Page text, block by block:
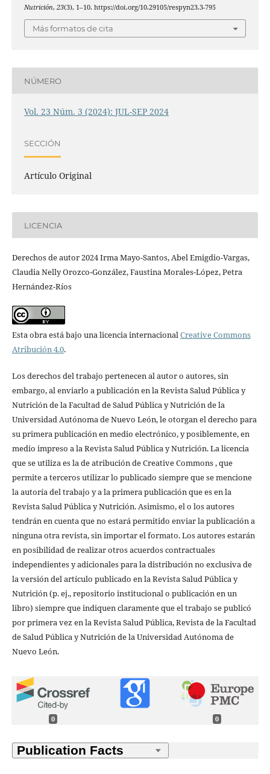
Nutrición, 23(3), 1–10. https://doi.org/10.29105/respyn23.3-795
Más formatos de cita
NÚMERO
Vol. 23 Núm. 3 (2024): JUL-SEP 2024
SECCIÓN
Artículo Original
LICENCIA
Derechos de autor 2024 Irma Mayo-Santos, Abel Emigdio-Vargas,
Claudia Nelly Orozco-González, Faustina Morales-López, Petra
Hernández-Ríos
Esta obra está bajo una licencia internacionalCreative Commons
Atribución 4.0.
Los derechos del trabajo pertenecen al autor o autores, sin
embargo, al enviarlo a publicación en la Revista Salud Pública y
Nutrición de la Facultad de Salud Pública y Nutrición de la
Universidad Autónoma de Nuevo León, le otorgan el derecho para
su primera publicación en medio electrónico, y posiblemente, en
medio impreso a la Revista Salud Pública y Nutrición. La licencia
que se utiliza es la de atribución de Creative Commons , que
permite a terceros utilizar lo publicado siempre que se mencione
la autoría del trabajo y a la primera publicación que es en la
Revista Salud Pública y Nutrición. Asimismo, el o los autores
tendrán en cuenta que no estará permitido enviar la publicación a
ninguna otra revista, sin importar el formato. Los autores estarán
en posibilidad de realizar otros acuerdos contractuales
independientes y adicionales para la distribución no exclusiva de
la versión del artículo publicado en la Revista Salud Pública y
Nutrición (p. ej., repositorio institucional o publicación en un
libro) siempre que indiquen claramente que el trabajo se publicó
por primera vez en la Revista Salud Pública, Revista de la Facultad
de Salud Pública y Nutrición de la Universidad Autónoma de
Nuevo León.
0 0